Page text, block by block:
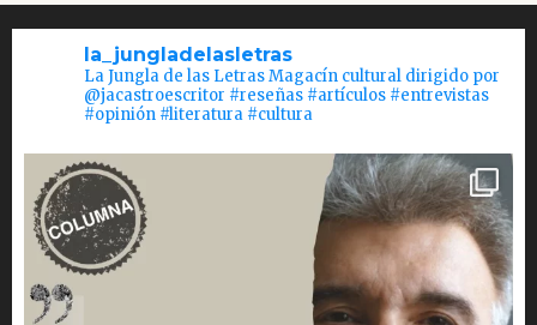
la_jungladelasletras
La Jungla de las Letras Magacín cultural dirigido por
@jacastroescritor #reseñas #artículos #entrevistas
#opinión #literatura #cultura